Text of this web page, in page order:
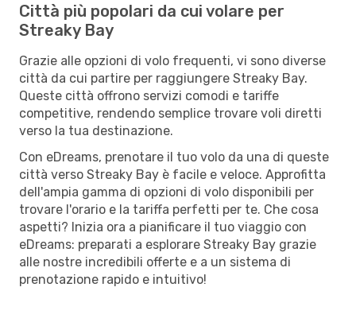
Città più popolari da cui volare per
Streaky Bay
Grazie alle opzioni di volo frequenti, vi sono diverse
città da cui partire per raggiungere Streaky Bay.
Queste città offrono servizi comodi e tariffe
competitive, rendendo semplice trovare voli diretti
verso la tua destinazione.
Con eDreams, prenotare il tuo volo da una di queste
città verso Streaky Bay è facile e veloce. Approfitta
dell'ampia gamma di opzioni di volo disponibili per
trovare l'orario e la tariffa perfetti per te. Che cosa
aspetti? Inizia ora a pianificare il tuo viaggio con
eDreams: preparati a esplorare Streaky Bay grazie
alle nostre incredibili offerte e a un sistema di
prenotazione rapido e intuitivo!